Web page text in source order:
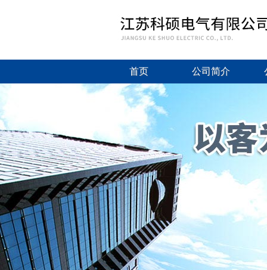
首页 公司简介